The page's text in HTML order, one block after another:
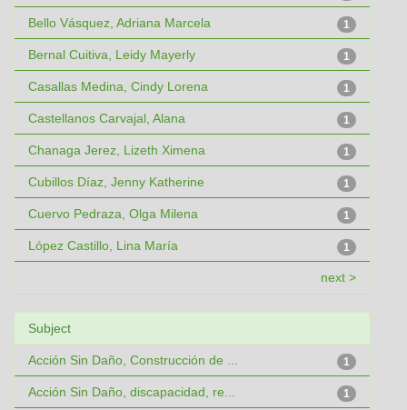
1
Bello Vásquez, Adriana Marcela
1
Bernal Cuitiva, Leidy Mayerly
1
Casallas Medina, Cindy Lorena
1
Castellanos Carvajal, Alana
1
Chanaga Jerez, Lizeth Ximena
1
Cubillos Díaz, Jenny Katherine
1
Cuervo Pedraza, Olga Milena
1
López Castillo, Lina María
next >
Subject
1
Acción Sin Daño, Construcción de ...
1
Acción Sin Daño, discapacidad, re...